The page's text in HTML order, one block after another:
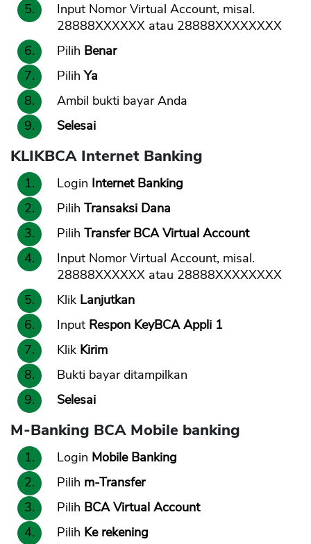
Input Nomor Virtual Account, misal.
28888XXXXXX atau 28888XXXXXXXX
Pilih Benar
PilihYa
Ambil bukti bayar Anda
Selesai
KLIKBCA Internet Banking
Login Internet Banking
Pilih Transaksi Dana
Pilih Transfer BCA Virtual Account
Input Nomor Virtual Account, misal.
28888XXXXXX atau 28888XXXXXXXX
Klik Lanjutkan
Input Respon KeyBCA Appli 1
Klik Kirim
Bukti bayar ditampilkan
Selesai
M-Banking BCA Mobile banking
Login Mobile Banking
Pilih m-Transfer
Pilih BCA Virtual Account
Pilih Ke rekening